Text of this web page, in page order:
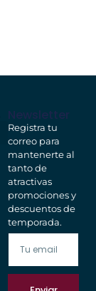
Newsletter
Registra tu
correo para
mantenerte al
tanto de
atractivas
promociones y
descuentos de
temporada.